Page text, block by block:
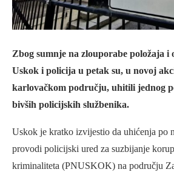
Zbog sumnje na zlouporabe položaja i
Uskok i policija u petak su, u novoj
karlovačkom području, uhitili jednog
bivših policijskih službenika.
Uskok je kratko izvijestio da uhićenja po
provodi policijski ured za suzbijanje
kriminaliteta (PNUSKOK) na području